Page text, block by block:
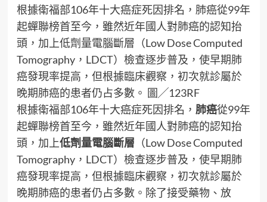
根據衛福部106年十大癌症死因排名，肺癌從99年
起蟬聯榜首至今，雖然近年國人對肺癌的認知抬
頭，加上低劑量電腦斷層（Low Dose Computed
Tomography，LDCT）檢查逐步普及，使早期肺
癌發現率提高，但根據臨床觀察，初次就診屬於
晚期肺癌的患者仍占多數。 圖╱123RF
根據衛福部106年十大癌症死因排名， 肺癌從99年
起蟬聯榜首至今，雖然近年國人對肺癌的認知抬
頭，加上低劑量電腦斷層 （Low Dose Computed
Tomography，LDCT）檢查逐步普及，使早期肺
癌發現率提高，但根據臨床觀察，初次就診屬於
晚期肺癌的患者仍占多數。除了接受藥物、放